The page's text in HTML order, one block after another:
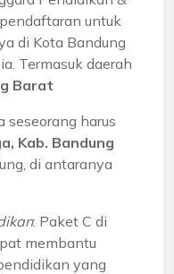
untuk
di Kota Bandung
Termasuk daerah
Barat
seseorang harus
Kab. Bandung
di antaranya
: Paket C di
membantu
yang